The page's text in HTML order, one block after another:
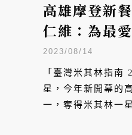
高雄摩登新
仁維：為最
2023/08/14
「臺灣米其林指南
星，今年新開幕的
一，奪得米其林一